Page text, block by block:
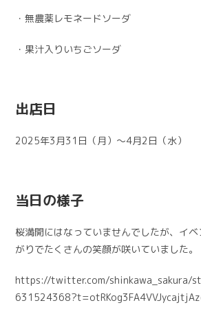
・無農薬レモネードソーダ
・果汁入りいちごソーダ
出店日
2025年3月31日（月）～4月2日（水）
当日の様子
桜満開にはなっていませんでしたが、イ
がりでたくさんの笑顔が咲いていました。
https://twitter.com/shinkawa_sakura/